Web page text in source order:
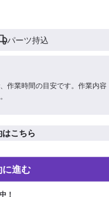
パーツ持込
作業時間の目安です。作業内容
こちら
進む
！